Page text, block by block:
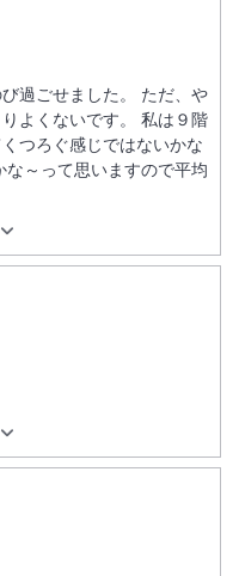
過ごせました。 ただ、や
よくないです。 私は９階
つろぐ感じではないかな
～って思いますので平均